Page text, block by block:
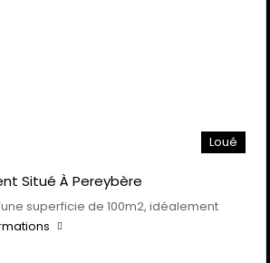
Loué
Situé À Pereybère
superficie de 100m2, idéalement